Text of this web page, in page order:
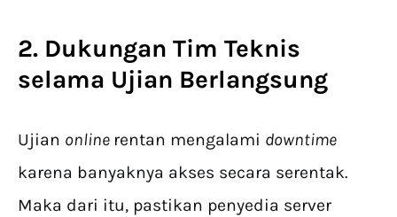
2. Dukungan Tim Teknis
selama Ujian Berlangsung
Ujian online rentan mengalami downtime
karena banyaknya akses secara serentak.
Maka dari itu, pastikan penyedia server